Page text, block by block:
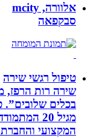
אלוורה, mcity
סבקפאה
טיפול רגשי שירה
שירה רות הרפז,
בכלים שלובים”.
מגיל 20
המקצועי והחברתי.